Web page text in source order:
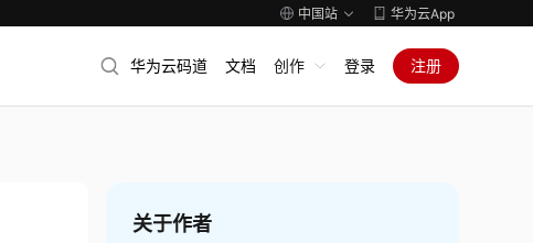
中国站 华为云App
华为云码道 文档 创作 登录 注册
关于作者